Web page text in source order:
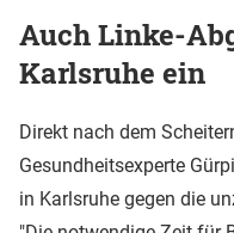
Auch Linke-
Karlsruhe ein
Direkt nach dem
Gesundheitsexperte
in Karlsruhe gegen die